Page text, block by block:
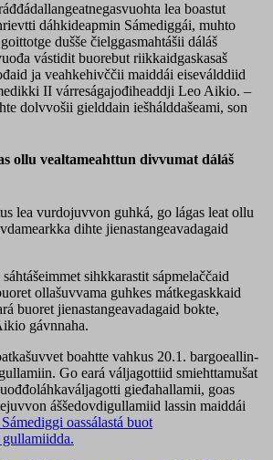
lea boastut
dáhkideapmin Sámediggái, muhto
dušše čielggasmahtášii dáláš
vástidit buorebut riikkaidgaskasaš
ja veahkehivččii maiddái eiseválddiid
II várreságajođiheaddji Leo Aikio. –
dolvvošii gielddain iešhálddašeami, son
ollu vealtameahttun divvumat dáláš
lea vurdojuvvon guhká, go lágas leat ollu
dihte jienastangeavadagaid
sihkkarastit sápmelaččaid
ollašuvvama guhkes mátkegaskkaid
buoret jienastangeavadagaid bokte,
gávnnaha.
boahtte vahkus 20.1. bargoeallin-
Go eará váljagottiid smiehttamušat
gieđahallamii, goas
áššedovdigullamiid lassin maiddái
oassálastá buot